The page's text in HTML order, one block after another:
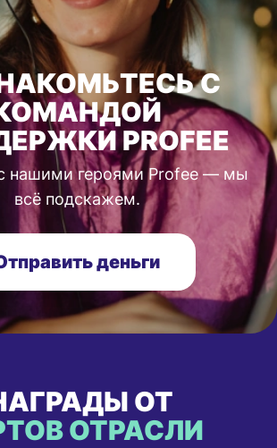
С
PROFEE
нашими героями Profee — мы
всё подскажем.
деньги
ОТ
ОТРАСЛИ